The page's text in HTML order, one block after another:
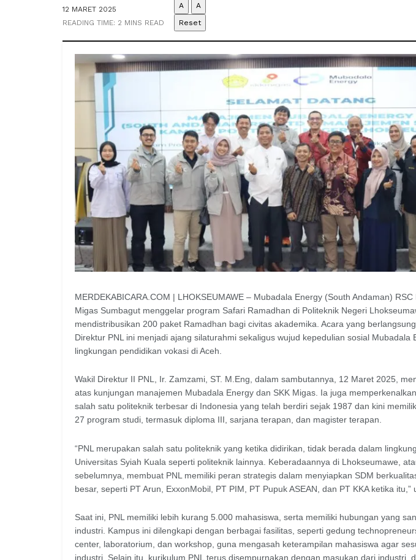
12 MARET 2025
READING TIME: 2 MINS READ
A
A
Reset
MERDEKABICARA.COM | LHOKSEUMAWE – Mubadala Energy (South Andaman)
Migas Sumbagut menggelar program Safari Ramadhan di Politeknik Negeri
mendistribusikan 200 paket Ramadhan bagi civitas akademika. Acara yang
Direktur PNL ini menjadi ajang silaturahmi sekaligus wujud kepedulian sosial Mubadala
lingkungan pendidikan vokasi di Aceh.
Wakil Direktur II PNL, Ir. Zamzami, ST. M.Eng, dalam sambutannya, 12 Maret 2025,
atas kunjungan manajemen Mubadala Energy dan SKK Migas. Ia juga
salah satu politeknik terbesar di Indonesia yang telah berdiri sejak 1987 dan kini
27 program studi, termasuk diploma III, sarjana terapan, dan magister terapan.
“PNL merupakan salah satu politeknik yang ketika didirikan, tidak berada dalam
Universitas Syiah Kuala seperti politeknik lainnya. Keberadaannya di Lhokseumawe,
sebelumnya, membuat PNL memiliki peran strategis dalam menyiapkan SDM
besar, seperti PT Arun, ExxonMobil, PT PIM, PT Pupuk ASEAN, dan PT KKA ketika itu,”
Saat ini, PNL memiliki lebih kurang 5.000 mahasiswa, serta memiliki hubungan yang
industri. Kampus ini dilengkapi dengan berbagai fasilitas, seperti gedung
center, laboratorium, dan workshop, guna mengasah keterampilan mahasiswa agar
industri. Selain itu, kurikulum PNL terus disempurnakan dengan masukan dari industri,